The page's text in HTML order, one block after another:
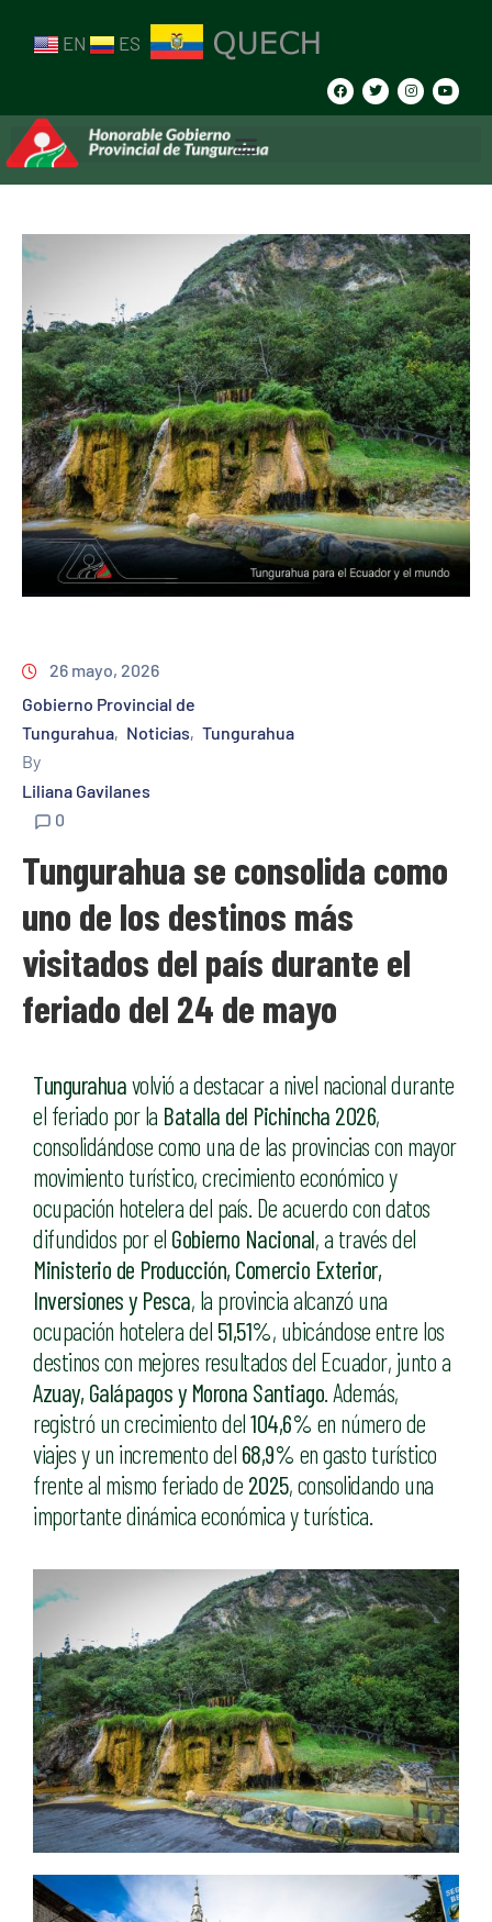
EN ES
26 mayo, 2026
Gobierno Provincial de
Tungurahua‚ Noticias‚ Tungurahua
By
Liliana Gavilanes
0
Tungurahua se consolida como
uno de los destinos más
visitados del país durante el
feriado del 24 de mayo
Tungurahuavolvió a destacar a nivel nacional durante
el feriado por la Batalla del Pichincha 2026,
consolidándose como una de las provincias con mayor
movimiento turístico, crecimiento económico y
ocupación hotelera del país. De acuerdo con datos
difundidos por el Gobierno Nacional, a través del
Ministerio de Producción, Comercio Exterior,
Inversiones y Pesca, la provincia alcanzó una
ocupación hotelera del 51,51%, ubicándose entre los
destinos con mejores resultados del Ecuador, junto a
Azuay, Galápagos y Morona Santiago. Además,
registró un crecimiento del104,6% en número de
viajes y un incremento del 68,9% en gasto turístico
frente al mismo feriado de 2025, consolidando una
importante dinámica económica y turística.